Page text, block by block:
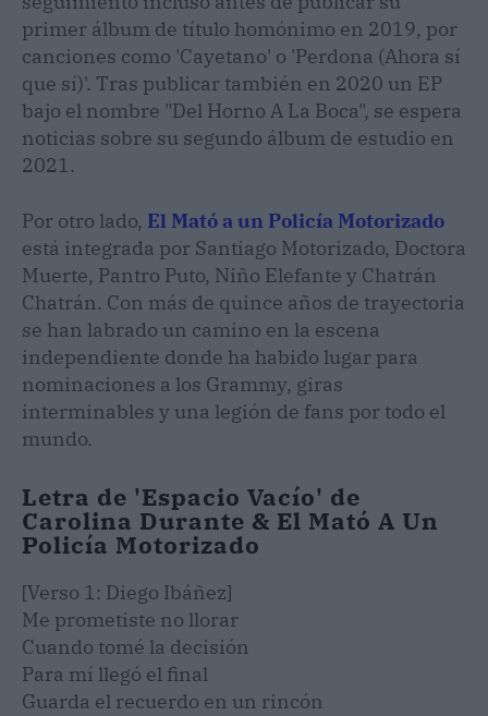
primer álbum de título homónimo en 2019, por
canciones como 'Cayetano' o 'Perdona (Ahora sí
que sí)'. Tras publicar también en 2020 un EP
bajo el nombre "Del Horno A La Boca", se espera
noticias sobre su segundo álbum de estudio en
2021.
Por otro lado, El Mató a un Policía Motorizado
está integrada por Santiago Motorizado, Doctora
Muerte, Pantro Puto, Niño Elefante y Chatrán
Chatrán. Con más de quince años de trayectoria
se han labrado un camino en la escena
independiente donde ha habido lugar para
nominaciones a los Grammy, giras
interminables y una legión de fans por todo el
mundo.
Letra de 'Espacio Vacío' de
Carolina Durante & El Mató A Un
Policía Motorizado
[Verso 1: Diego Ibáñez]
Me prometiste no llorar
Cuando tomé la decisión
Para mí llegó el final
Guarda el recuerdo en un rincón